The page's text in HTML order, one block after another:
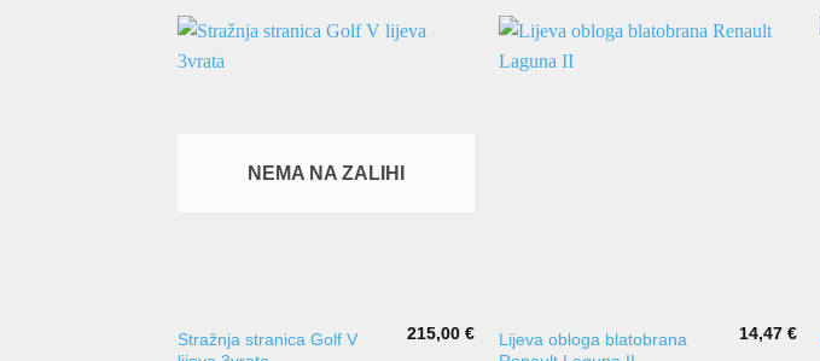
NEMA NA ZALIHI
Stražnja stranica Golf V
215,00€
Lijeva obloga blatobrana
14,47 €